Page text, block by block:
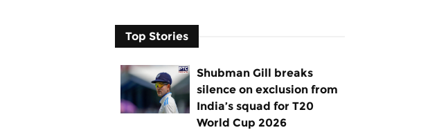
Top Stories
Shubman Gill breaks
silence on exclusion from
India’s squad for T20
World Cup 2026